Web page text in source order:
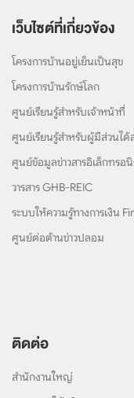
เว็บไซต์ที่เกี่ยวข้อง
โครงการบ้านอยู่เย็นเป็นสุข
โครงการบ้านรักษ์โลก
ศูนย์เรียนรู้สำหรับเจ้าหน้าที่
ศูนย์เรียนรู้สำหรับผู้มีส่วนได้
ศูนย์ข้อมูลข่าวสารอิเล็กทรอนิ
วารสาร GHB-REIC
ระบบให้ความรู้ทางการเงิน
ศูนย์ต่อต้านข่าวปลอม
ติดต่อ
สำนักงานใหญ่